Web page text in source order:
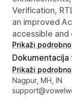
Verification,
an improved
accessible
Prikaži
Dokumentacija
Prikaži
Podatki za stik
Nagpur, MH, IN